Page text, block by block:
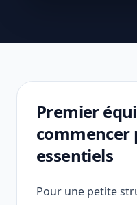
Premier
commencer
essentiels
Pour une petite